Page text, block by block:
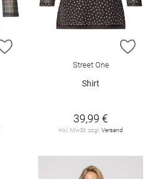
ZUR WUNSCHLISTE HINZUFÜGEN
ZUR
Street One
Shirt
39,99 €
inkl. MwSt. zzgl. Versand